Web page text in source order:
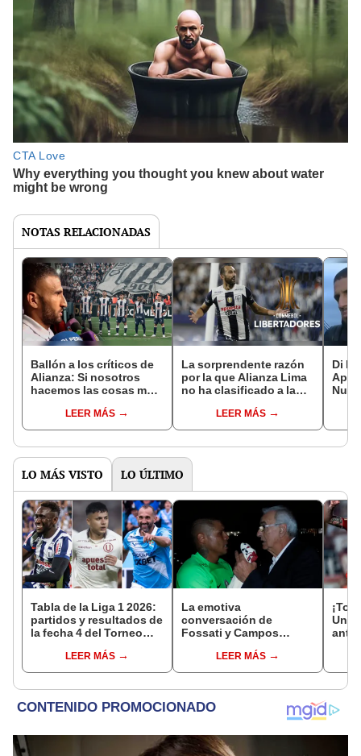
NOTAS RELACIONADAS
Ballón a los críticos de
Alianza: Si nosotros
hacemos las cosas mal,
demás?LEER MÁS
La sorprendente razón
por la que Alianza Lima
no ha clasificado a la
LEER MÁS
Di
LO MÁS VISTO LO ÚLTIMO
Tabla de la Liga 1 2026:
partidos y resultados de
la fecha 4 del Torneo
del Acumulado
LEER MÁS
La emotiva
conversación de
Fossati y Campos
Matute tras el título de la
'U'
LEER MÁS
ante
de la